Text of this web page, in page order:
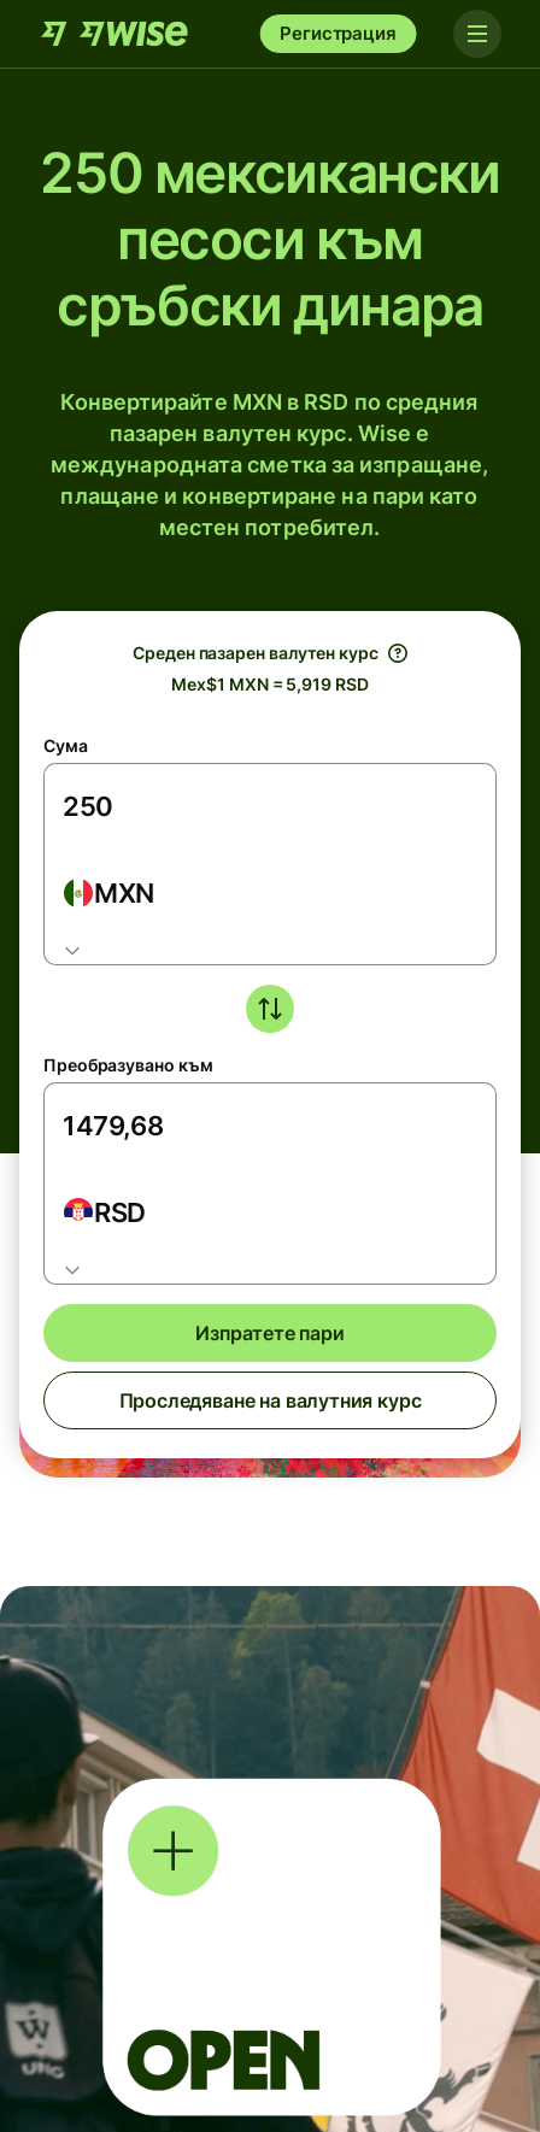
Регистрация
250 мексикански
песоси към
сръбски динарa
Конвертирайте MXN в RSD по средния
пазарен валутен курс. Wise е
международната сметка за изпращане,
плащане и конвертиране на пари като
местен потребител.
Среден пазарен валутен курс
Mex$1 MXN = 5,919 RSD
Сума
MXN
Преобразувано към
RSD
Изпратете пари
Проследяване на валутния курс